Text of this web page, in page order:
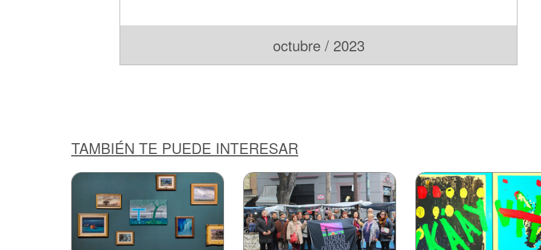
octubre / 2023
TAMBIÉN TE PUEDE INTERESAR